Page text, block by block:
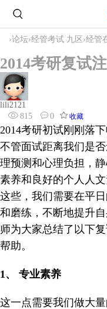
›论坛›经管考试 九区 ›经管
2014考研复试
lili2121
815
0 收藏
2014考研初试刚刚落
不管面试距离我们是
理预测和心理负担，
素养和良好的个人人
这些，我们需要在平
和磨练，不断地提升
师为大家总结了以下
帮助。
1 、 专业素养
这一点需要我们做大